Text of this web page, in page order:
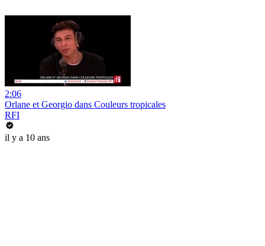
2:06
Orlane et Georgio dans Couleurs tropicales
RFI
il y a 10 ans